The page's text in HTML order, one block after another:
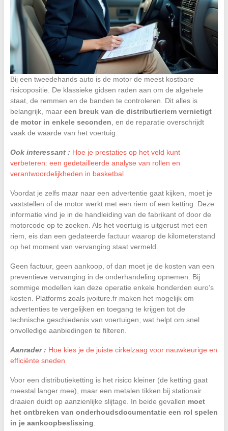
Bij een tweedehands auto is de motor de meest kostbare
risicopositie. De klassieke gidsen raden aan om de algehele
staat, de remmen en de banden te controleren. Dit alles is
belangrijk, maar een breuk van de distributieriem vernietigt
de motor in enkele seconden , en de reparatie overschrijdt
vaak de waarde van het voertuig.
Ook interessant : Hoe je prestaties op het veld kunt
verbeteren: een gedetailleerde analyse van rollen en
verantwoordelijkheden in basketbal
Voordat je zelfs maar naar een advertentie gaat kijken, moet je
vaststellen of de motor werkt met een riem of een ketting. Deze
informatie vind je in de handleiding van de fabrikant of door de
motorcode op te zoeken. Als het voertuig is uitgerust met een
riem, eis dan een gedateerde factuur waarop de kilometerstand
op het moment van vervanging staat vermeld.
Geen factuur, geen aankoop, of dan moet je de kosten van een
preventieve vervanging in de onderhandeling opnemen. Bij
sommige modellen kan deze operatie enkele honderden euro’s
kosten. Platforms zoals jvoiture.fr maken het mogelijk om
advertenties te vergelijken en toegang te krijgen tot de
technische geschiedenis van voertuigen, wat helpt om snel
onvolledige aanbiedingen te filteren.
Aanrader : Hoe kies je de juiste cirkelzaag voor nauwkeurige en
efficiënte sneden
Voor een distributieketting is het risico kleiner (de ketting gaat
meestal langer mee), maar een metalen tikken bij stationair
draaien duidt op aanzienlijke slijtage. In beide gevallen moet
het ontbreken van onderhoudsdocumentatie een rol spelen
in je aankoopbeslissing